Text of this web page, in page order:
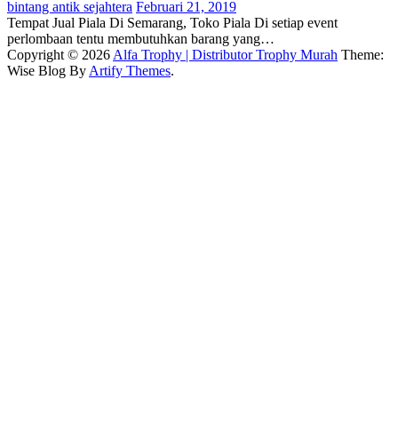
bintang antik sejahtera Februari 21, 2019
Tempat Jual Piala Di Semarang, Toko Piala Di setiap event
perlombaan tentu membutuhkan barang yang…
Copyright © 2026 Alfa Trophy | Distributor Trophy Murah Theme:
Wise Blog By Artify Themes.